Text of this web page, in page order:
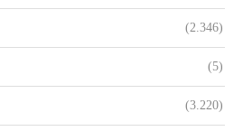
(2.346)
(5)
(3.220)